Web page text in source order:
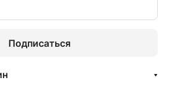
Подписаться